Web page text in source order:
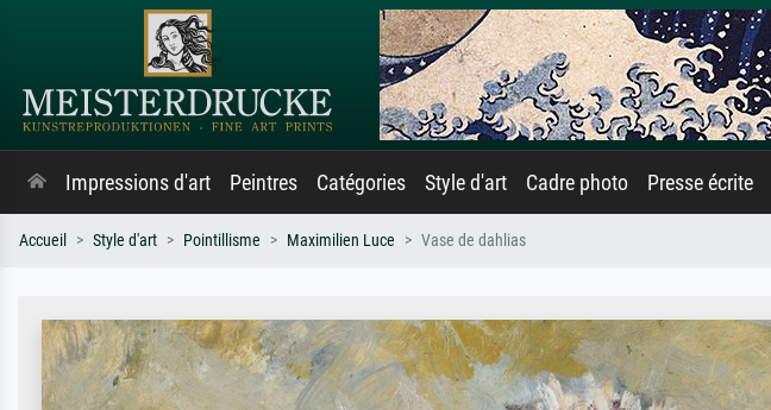
Impressions d'art Peintres Catégories Style d'art Cadre photo Presse écrite
Accueil Style d'art Pointillisme Maximilien Luce Vase de dahlias